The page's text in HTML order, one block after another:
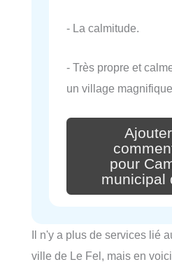
- La calmitude.
- Très propre et
un village
pour
municipal
Il n'y a plus de services lié
ville de Le Fel, mais en